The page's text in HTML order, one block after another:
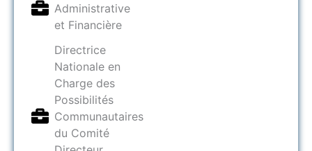
Administrative
et Financière
Directrice
Nationale en
Charge des
Possibilités
Communautaires
du Comité